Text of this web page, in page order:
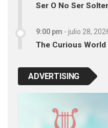
Ser O No Ser
9:00 pm - julio 28,
The Curious World
ADVERTISING